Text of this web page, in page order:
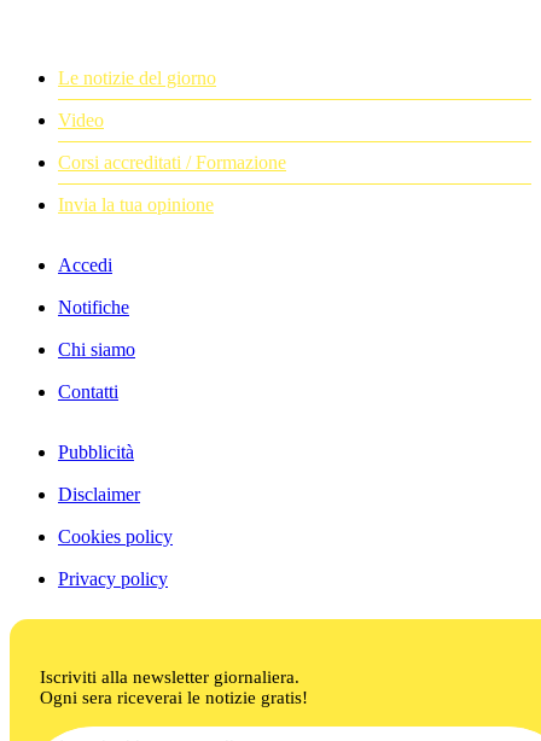
Le notizie del giorno
Video
Corsi accreditati / Formazione
Invia la tua opinione
Accedi
Notifiche
Chi siamo
Contatti
Pubblicità
Disclaimer
Cookies policy
Privacy policy
Iscriviti alla newsletter giornaliera.
Ogni sera riceverai le notizie gratis!